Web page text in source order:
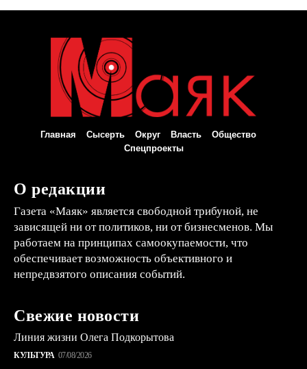
Главная Сысерть Округ Власть
Общество
Спецпроекты
О редакции
Газета «Маяк» является свободной трибуной, не
зависящей ни от политиков, ни от бизнесменов. Мы
работаем на принципах самоокупаемости, что
обеспечивает возможность объективного и
непредвзятого описания событий.
Свежие новости
Линия жизни Олега Подкорытова
КУЛЬТУРА 07/08/2026